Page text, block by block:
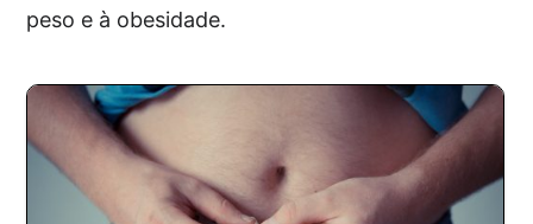
peso e à obesidade.